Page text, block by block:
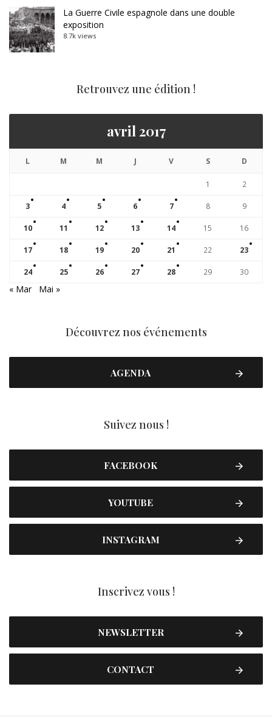
La Guerre Civile espagnole dans une double
exposition
8.7k views
Retrouvez une édition !
avril 2017
L M M J V S D
1 2
3 4 5 6 7 8 9
10 11 12 13 14 15 16
17 18 19 20 21 22 23
24 25 26 27 28 29 30
« Mar Mai »
Découvrez nos événements
AGENDA
Suivez nous !
FACEBOOK
YOUTUBE
INSTAGRAM
Inscrivez vous !
NEWSLETTER
CONTACT